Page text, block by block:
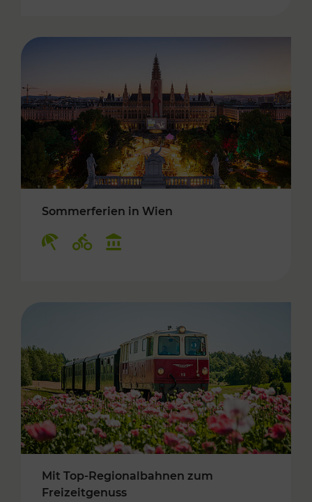
Sommerferien in Wien
Mit Top-Regionalbahnen zum
Freizeitgenuss